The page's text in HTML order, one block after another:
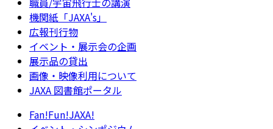
機関紙「JAXA's」
広報刊行物
イベント・展示会の企画
展示品の貸出
画像・映像利用について
JAXA 図書館ポータル
Fan!Fun!JAXA!